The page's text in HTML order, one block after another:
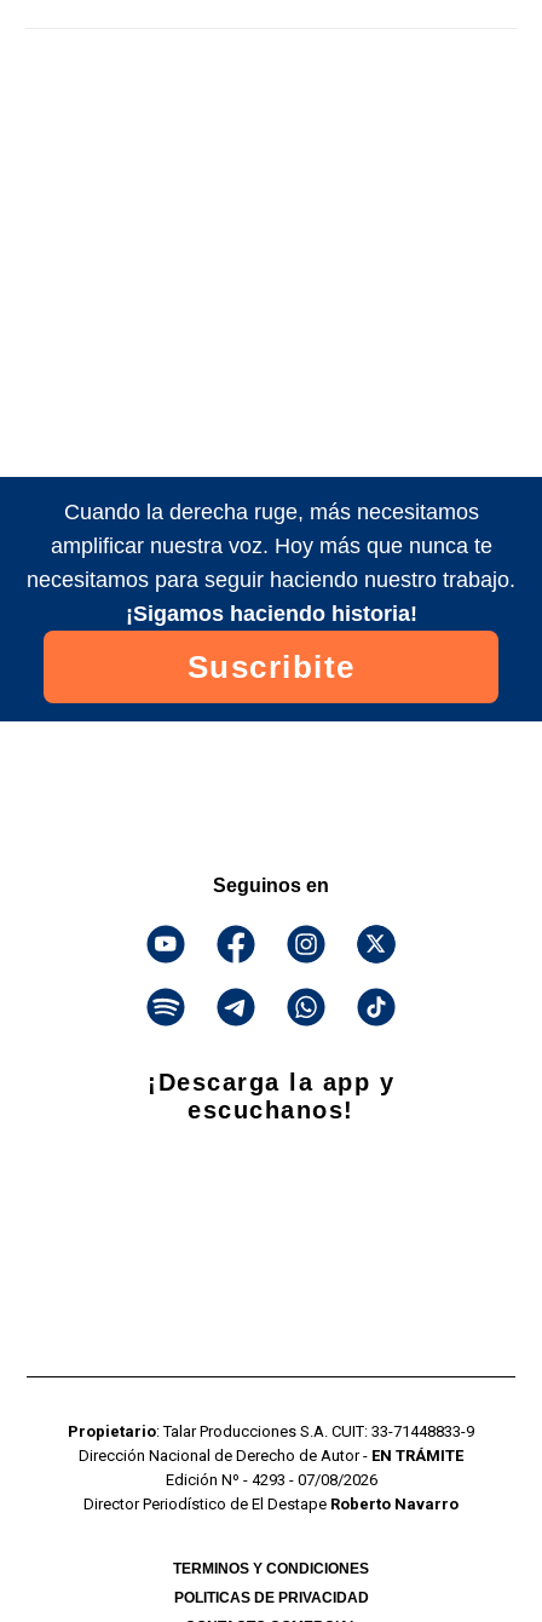
Cuando la derecha ruge, más necesitamos
amplificar nuestra voz. Hoy más que nunca te
necesitamos para seguir haciendo nuestro trabajo.
¡Sigamos haciendo historia!
Suscribite
Seguinos en
¡Descarga la app y
escuchanos!
Propietario: Talar Producciones S.A. CUIT: 33-71448833-9
Dirección Nacional de Derecho de Autor - EN TRÁMITE
Edición Nº - 4293 - 07/08/2026
Director Periodístico de El Destape Roberto Navarro
TERMINOS Y CONDICIONES
POLITICAS DE PRIVACIDAD